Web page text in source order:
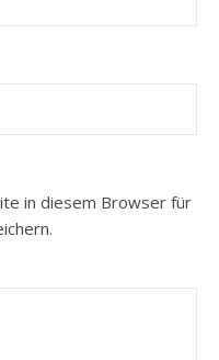
in diesem Browser für